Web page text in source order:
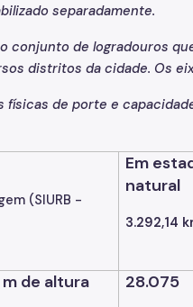
separadamente.
conjunto de logradouros
distritos da cidade. Os
físicas de porte e
(SIURB -
Em
natural
3.292,14
de altura 28.075